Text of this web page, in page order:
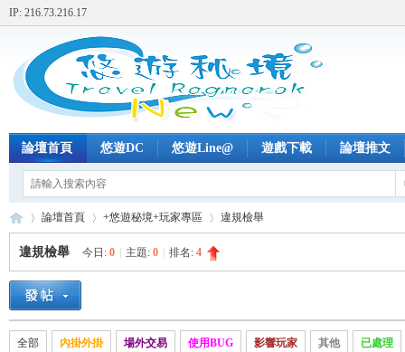
IP: 216.73.216.17
論壇首頁 悠遊DC 悠遊Line@ 遊戲下載 論壇推文
»
論壇首頁 +悠遊秘境+玩家專區 違規檢舉
違規檢舉 今日: 0 主題: 0 排名: 4
全部 內掛外掛 場外交易 使用BUG 影響玩家 其他 已處理